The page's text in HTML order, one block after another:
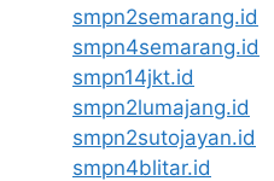
smpn2semarang.id
smpn4semarang.id
smpn14jkt.id
smpn2lumajang.id
smpn2sutojayan.id
smpn4blitar.id